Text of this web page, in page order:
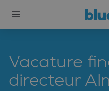
Vacature
directeur